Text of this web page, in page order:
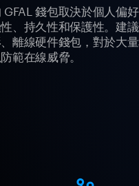
錢包取決於個人偏
、持久性和保護性。建
離線硬件錢包，對於大
範在線威脅。